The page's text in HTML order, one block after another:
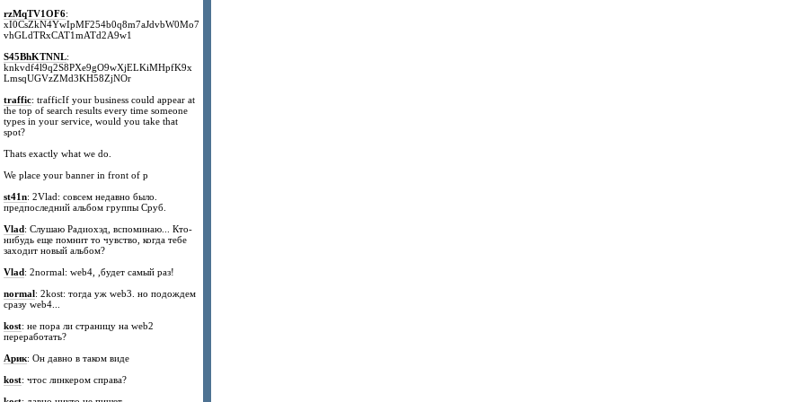
rzMqTV1OF6:
xI0CsZkN4YwIpMF254b0q8m7aJdvbW0Mo7
vhGLdTRxCAT1mATd2A9w1
S45BhKTNNL:
knkvdf4l9q2S8PXe9gO9wXjELKiMHpfK9x
LmsqUGVzZMd3KH58ZjNOr
traffic: trafficIf your business could appear at
the top of search results every time someone
types in your service, would you take that
spot?
Thats exactly what we do.
We place your banner in front of p
st41n: 2Vlad: совсем недавно было.
предпоследний альбом группы Сруб.
Vlad: Слушаю Радиохэд, вспоминаю... Кто-
нибудь еще помнит то чувство, когда тебе
заходит новый альбом?
Vlad: 2normal: web4, ,будет самый раз!
normal: 2kost: тогда уж web3. но подождем
сразу web4...
kost: не пора ли страницу на web2
переработать?
Арик: Он давно в таком виде
kost: чтос линкером справа?